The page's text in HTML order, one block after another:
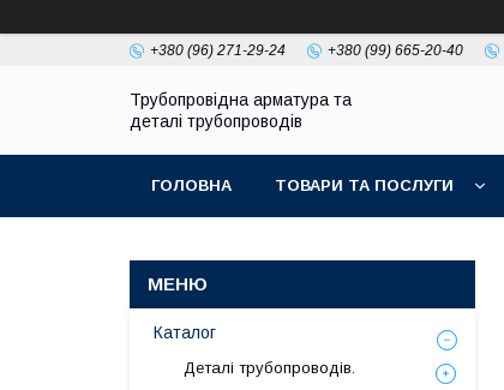
+380 (96) 271-29-24 +380 (99) 665-20-40
Трубопровідна арматура та
деталі трубопроводів
ГОЛОВНА ТОВАРИ ТА ПОСЛУГИ
Каталог
Деталі трубопроводів.